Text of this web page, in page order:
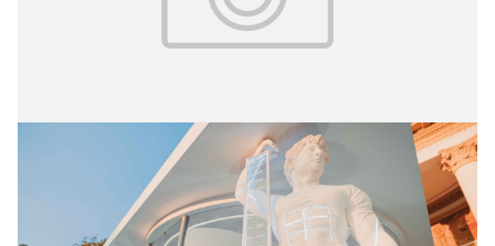
№ 28 (426)
Управлять своим возрастом